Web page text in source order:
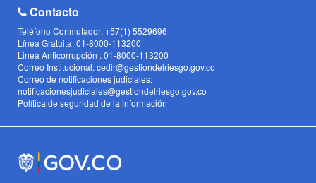
Contacto
Teléfono Conmutador: +57(1) 5529696
Línea Gratuita: 01-8000-113200
Linea Anticorrupción : 01-8000-113200
Correo Institucional: cedir@gestiondelriesgo.gov.co
Correo de notificaciones judiciales:
notificacionesjudiciales@gestiondelriesgo.gov.co
Política de seguridad de la información